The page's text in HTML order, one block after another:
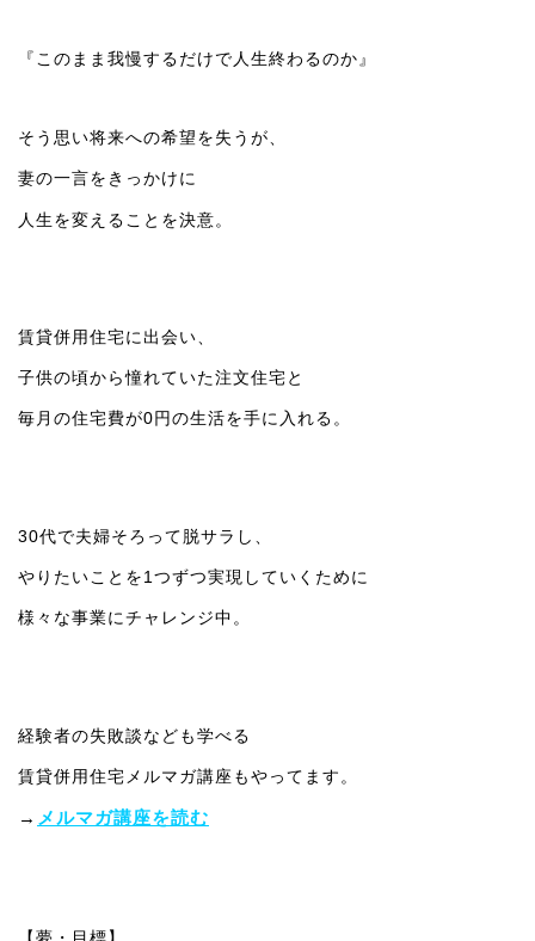
『このまま我慢するだけで人生終わるのか』
そう思い将来への希望を失うが、
妻の一言をきっかけに
人生を変えることを決意。
賃貸併用住宅に出会い、
子供の頃から憧れていた注文住宅と
毎月の住宅費が0円の生活を手に入れる。
30代で夫婦そろって脱サラし、
やりたいことを1つずつ実現していくために
様々な事業にチャレンジ中。
経験者の失敗談なども学べる
賃貸併用住宅メルマガ講座もやってます。
→ メルマガ講座を読む